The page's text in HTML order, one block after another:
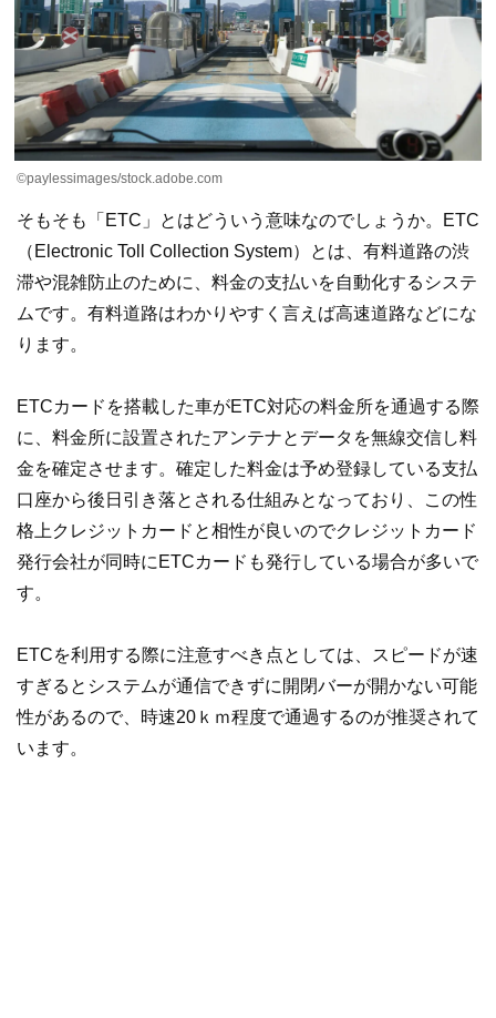
©paylessimages/stock.adobe.com
そもそも「ETC」とはどういう意味なのでしょうか。ETC
（Electronic Toll Collection System）とは、有料道路の渋
滞や混雑防止のために、料金の支払いを自動化するシステ
ムです。有料道路はわかりやすく言えば高速道路などにな
ります。
ETCカードを搭載した車がETC対応の料金所を通過する際
に、料金所に設置されたアンテナとデータを無線交信し料
金を確定させます。確定した料金は予め登録している支払
口座から後日引き落とされる仕組みとなっており、この性
格上クレジットカードと相性が良いのでクレジットカード
発行会社が同時にETCカードも発行している場合が多いで
す。
ETCを利用する際に注意すべき点としては、スピードが速
すぎるとシステムが通信できずに開閉バーが開かない可能
性があるので、時速20ｋｍ程度で通過するのが推奨されて
います。